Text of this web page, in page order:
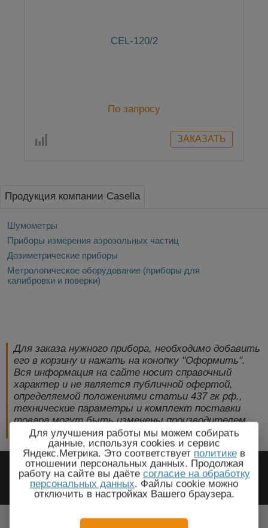
CEL-120/2
По запросу
Продукция компании Casella
Шумометры
Приборы измерения аэрозольных частиц
Дозиметрические приборы
Метрологическое оборудование (приборы для
калибровки и поверки)
Для заказа нужного прибора, необходимо добавить
его в корзину и нажать на конопку "Оформить".
Вся информация на сайте носит справочный
характер и не является публичной офертой,
определяемой положениями статьи 437 гк рф.,
технические параметры и комплект поставки
товара могут быть изменены производителем
без предварительного уведомления!
2009-2026 © ЭлектроПрогресс -
Электротехническое оборудование
Для улучшения работы мы можем собирать
данные, используя cookies и сервис
Яндекс.Метрика. Это соответствует политике в
отношении персональных данных. Продолжая
работу на сайте вы даёте согласие на обработку
персональных данных. Файлы cookie можно
отключить в настройках Вашего браузера.